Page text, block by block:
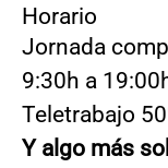
Horario
Jornada
9:30h a
Teletrabajo
Y algo más